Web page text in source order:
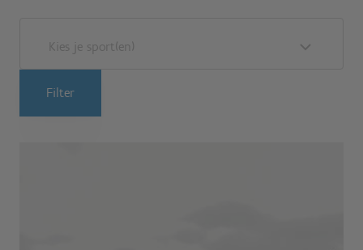
Kies je sport(en)
Filter